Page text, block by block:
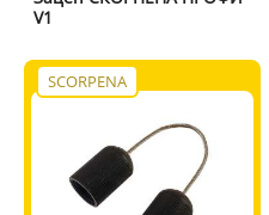
V1
SCORPENA